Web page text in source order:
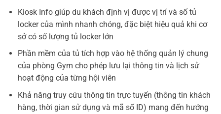
Kiosk Info giúp du khách định vị được vị trí và số tủ
locker của mình nhanh chóng, đặc biệt hiệu quả khi cơ
sở có số lượng tủ locker lớn
Phần mềm của tủ tích hợp vào hệ thống quản lý chung
của phòng Gym cho phép lưu lại thông tin và lịch sử
hoạt động của từng hội viên
Khả năng truy cứu thông tin trực tuyến (thông tin khách
hàng, thời gian sử dụng và mã số ID) mang đến hướng